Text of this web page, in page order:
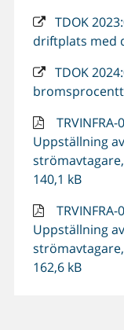
TDOK
driftplats med
TDOK
Uppställning
140,1 kB
Uppställning
162,6 kB